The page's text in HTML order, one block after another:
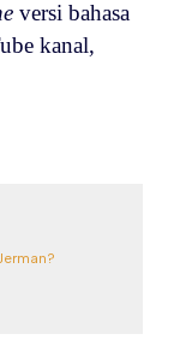
versi bahasa
kanal,